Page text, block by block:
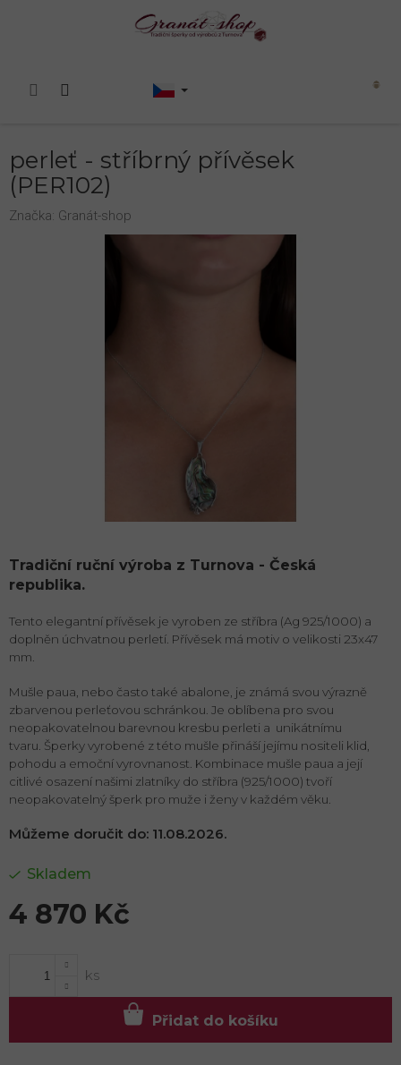
Nákupní
perleť - stříbrný přívěsek
(PER102)
Značka: Granát-shop
4 870 Kč
Skladem
Můžeme doručit do: 11.08.2026.
Přidat do košíku
Tradiční ruční výroba z Turnova - Česká
republika.
Tento elegantní přívěsek je vyroben ze stříbra (Ag 925/1000) a
doplněn úchvatnou perletí. Přívěsek má motiv o velikosti 23x47
mm.
Mušle paua, nebo často také abalone, je známá svou výrazně
zbarvenou perleťovou schránkou. Je oblíbena pro svou
neopakovatelnou barevnou kresbu perleti a unikátnímu
tvaru. Šperky vyrobené z této mušle přináší jejímu nositeli klid,
pohodu a emoční vyrovnanost. Kombinace mušle paua a její
citlivé osazení našimi zlatníky do stříbra (925/1000) tvoří
neopakovatelný šperk pro muže i ženy v každém věku.